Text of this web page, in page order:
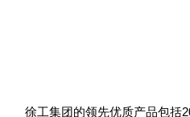
徐工集团的领先优质产品包括